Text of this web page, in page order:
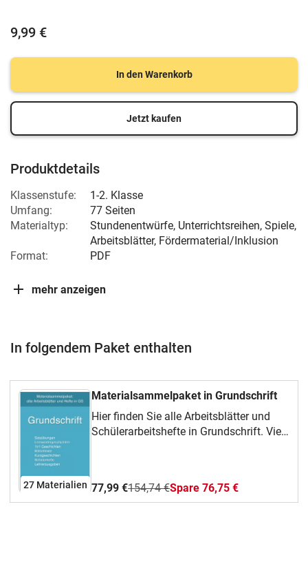
9,99 €
In den Warenkorb
Jetzt kaufen
Produktdetails
Klassenstufe:
1-2. Klasse
Umfang:
77 Seiten
Materialtyp:
Stundenentwürfe, Unterrichtsreihen, Spiele,
Arbeitsblätter, Fördermaterial/Inklusion
Format:
PDF
mehr anzeigen
In folgendem Paket enthalten
27 Materialien
Materialsammelpaket in Grundschrift
Hier finden Sie alle Arbeitsblätter und
Schülerarbeitshefte in Grundschrift. Viele
oder Schülerarbeitshefte, die als
gebundene Hefte sehr gut für das
77,99 €154,74 €Spare 76,75 €